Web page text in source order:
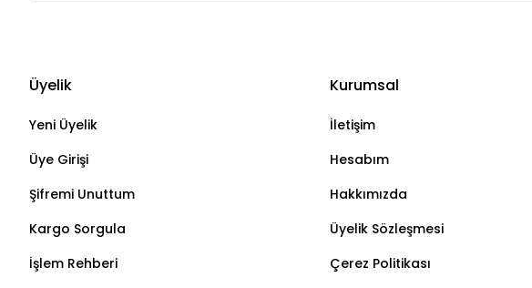
Üyelik
Yeni Üyelik
Üye Girişi
Şifremi Unuttum
Kargo Sorgula
İşlem Rehberi
Kurumsal
İletişim
Hesabım
Hakkımızda
Üyelik Sözleşmesi
Çerez Politikası